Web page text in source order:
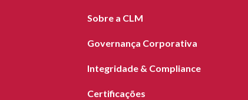
Sobre a CLM
Governança Corporativa
Integridade & Compliance
Certificações